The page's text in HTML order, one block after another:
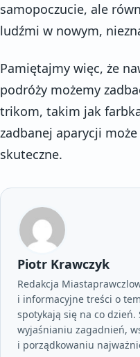
samopoczucie, ale
ludźmi w nowym,
Pamiętajmy więc, że
podróży możemy
trikom, takim jak
zadbanej aparycji
skuteczne.
Piotr Krawczyk
Redakcja
i informacyjne treści o
spotykają się na co
wyjaśnianiu zagadnień,
i porządkowaniu